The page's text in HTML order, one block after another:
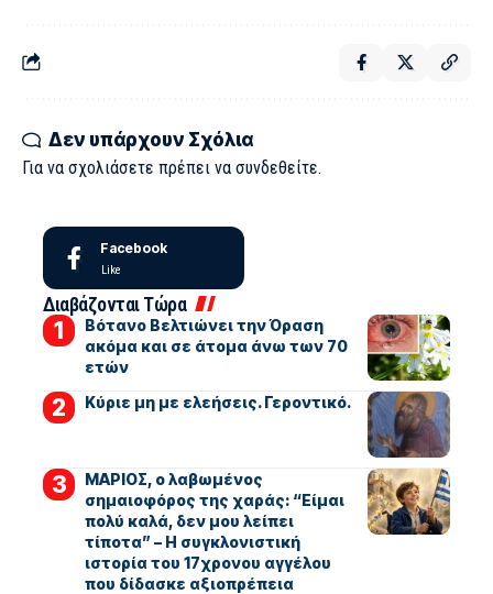
Δεν υπάρχουν Σχόλια
Για να σχολιάσετε πρέπει να συνδεθείτε.
Facebook
Like
Διαβάζονται Τώρα
Βότανο Βελτιώνει την Όραση
ακόμα και σε άτομα άνω των 70
ετών
Kύριε μη με ελεήσεις. Γεροντικό.
ΜΑΡΙΟΣ, ο λαβωμένος
σημαιοφόρος της χαράς: “Είμαι
πολύ καλά, δεν μου λείπει
τίποτα” – Η συγκλονιστική
ιστορία του 17χρονου αγγέλου
που δίδασκε αξιοπρέπεια